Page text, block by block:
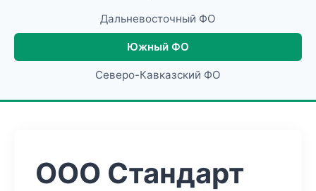
Дальневосточный ФО
Южный ФО
Северо-Кавказский ФО
ООО Стандарт